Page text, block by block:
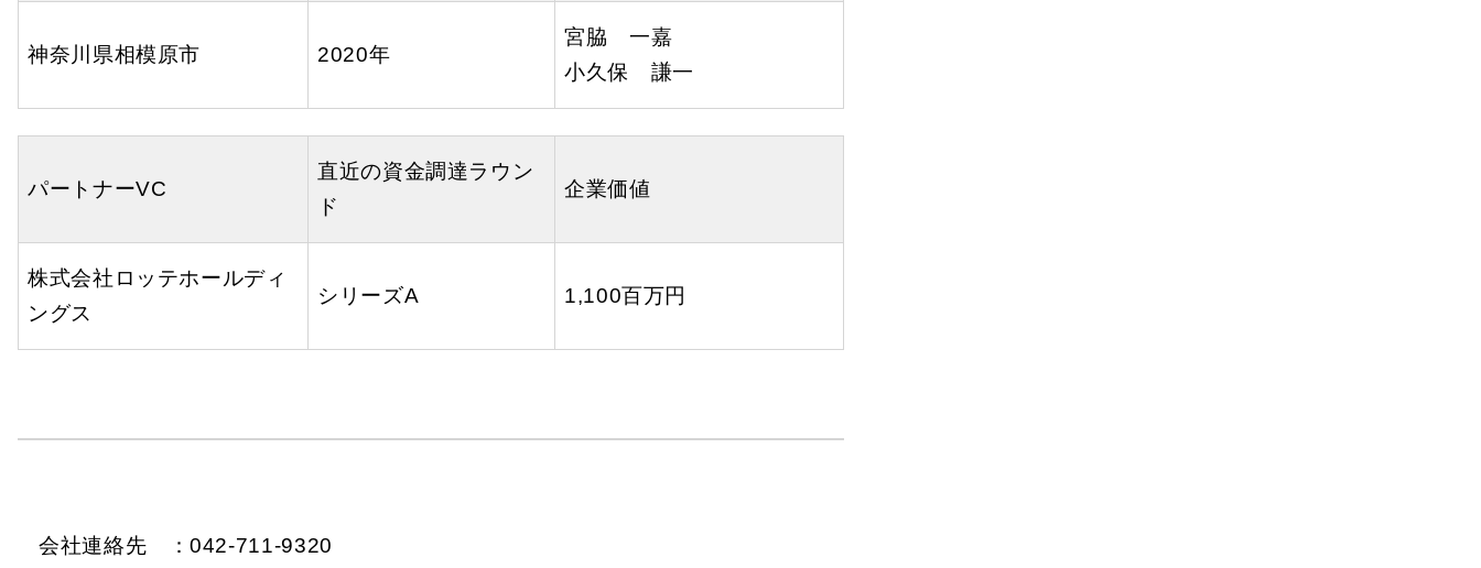
神奈川県相模原市 2020年
宮脇 一嘉
小久保 謙一
パートナーVC
直近の資金調達ラウン
ド
企業価値
株式会社ロッテホールディ
ングス
シリーズA 1,100百万円
会社連絡先 ：042-711-9320